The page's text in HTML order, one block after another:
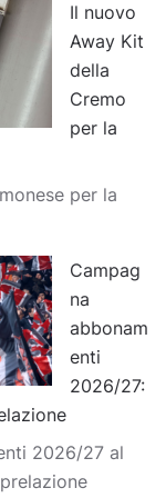
Il nuovo
Away Kit
della
Cremo
per la
per la
Campag
na
abbonam
enti
2026/27:
2026/27 al